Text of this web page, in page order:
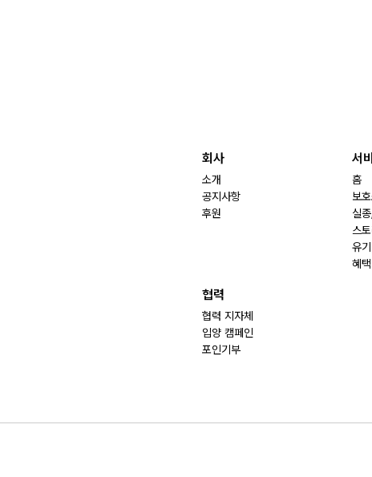
회사
소개
공지사항
후원
서
홈
보
실
스토
유
혜택
협력
협력 지자체
입양 캠페인
포인기부